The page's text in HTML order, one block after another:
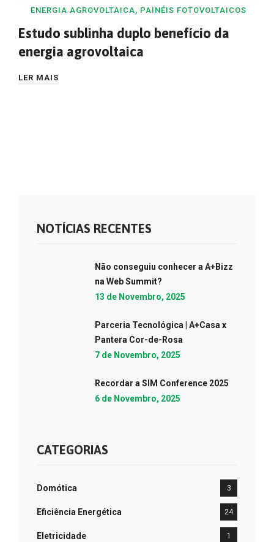
ENERGIA AGROVOLTAICA, PAINÉIS FOTOVOLTAICOS
Estudo sublinha duplo benefício da
energia agrovoltaica
LER MAIS
NOTÍCIAS RECENTES
Não conseguiu conhecer a A+Bizz
na Web Summit?
13 de Novembro, 2025
Parceria Tecnológica | A+Casa x
Pantera Cor-de-Rosa
7 de Novembro, 2025
Recordar a SIM Conference 2025
6 de Novembro, 2025
CATEGORIAS
Domótica 3
Eficiência Energética 24
Eletricidade 1